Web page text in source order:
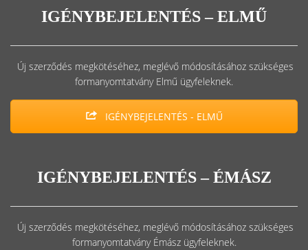
IGÉNYBEJELENTÉS – ELMŰ
Új szerződés megkötéséhez, meglévő módosításához szükséges
formanyomtatvány Elmű ügyfeleknek.
IGÉNYBEJELENTÉS - ELMŰ
IGÉNYBEJELENTÉS – ÉMÁSZ
Új szerződés megkötéséhez, meglévő módosításához szükséges
formanyomtatvány Émász ügyfeleknek.